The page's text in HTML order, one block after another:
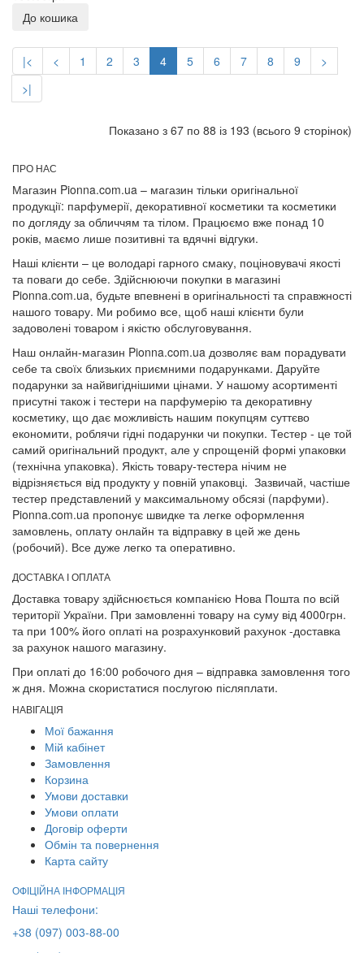
До кошика
|< < 1 2 3 4 5 6 7 8 9
>
>|
Показано з 67 по 88 із 193 (всього 9 сторінок)
ПРО НАС
Магазин Pionna.com.ua – магазин тільки оригінальної
продукції: парфумерії, декоративної косметики та косметики
по догляду за обличчям та тілом. Працюємо вже понад 10
років, маємо лише позитивні та вдячні відгуки.
Наші клієнти – це володарі гарного смаку, поціновувачі якості
та поваги до себе. Здійснюючи покупки в магазині
Pionna.com.ua, будьте впевнені в оригінальності та справжності
нашого товару. Ми робимо все, щоб наші клієнти були
задоволені товаром і якістю обслуговування.
Наш онлайн-магазин Pionna.com.ua дозволяє вам порадувати
себе та своїх близьких приємними подарунками. Даруйте
подарунки за найвигіднішими цінами. У нашому асортименті
присутні також і тестери на парфумерію та декоративну
косметику, що дає можливість нашим покупцям суттєво
економити, роблячи гідні подарунки чи покупки. Тестер - це той
самий оригінальний продукт, але у спрощеній формі упаковки
(технічна упаковка). Якість товару-тестера нічим не
відрізняється від продукту у повній упаковці. Зазвичай, частіше
тестер представлений у максимальному обсязі (парфуми).
Pionna.com.ua пропонує швидке та легке оформлення
замовлень, оплату онлайн та відправку в цей же день
(робочий). Все дуже легко та оперативно.
ДОСТАВКА І ОПЛАТА
Доставка товару здійснюється компанією Нова Пошта по всій
території України. При замовленні товару на суму від 4000грн.
та при 100% його оплаті на розрахунковий рахунок -доставка
за рахунок нашого магазину.
При оплаті до 16:00 робочого дня – відправка замовлення того
ж дня. Можна скористатися послугою післяплати.
НАВІГАЦІЯ
Мої бажання
Мій кабінет
Замовлення
Корзина
Умови доставки
Умови оплати
Договір оферти
Обмін та повернення
Карта сайту
ОФІЦІЙНА ІНФОРМАЦІЯ
Наші телефони:
+38 (097) 003-88-00